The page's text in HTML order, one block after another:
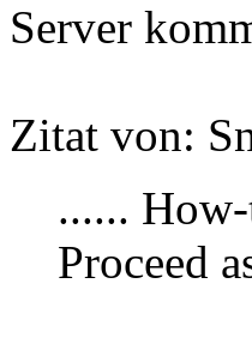
Server
Zitat von:
......
Proceed